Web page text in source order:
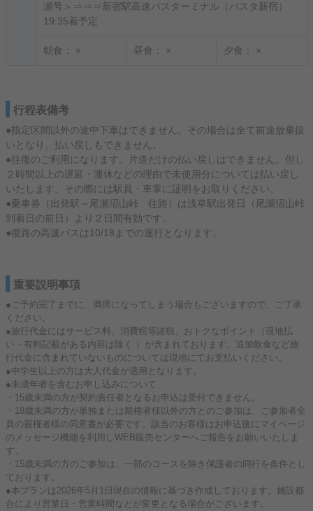
瀬号＞⇒⇒⇒新宿駅高速バスターミナル（バスタ新宿）
19:35着予定
朝食： × 昼食： × 夕食： ×
行程表備考
●指定区間以外の途中下車はできません。その場合は全て前途放棄扱
いとなり、払い戻しもできません。
●往復のご利用になります。片道だけの払い戻しはできません。但し
２時間以上の遅延・運休などの理由で未使用分については払い戻し
いたします。その際には駅員・車掌に証明をお取りください。
●乗車券（出発駅～尾瀬沼山峠 往路）は浅草駅出発日（尾瀬沼山峠
到着日の前日）より２日間有効です。
●復路の高速バスは10/18までの運行となります。
重要説明事項
●ご予約完了までに、満席になってしまう場合もございますので、ご了承
ください。
●旅行代金にはサービス料、消費税等諸税、おトクなポイント（現地払
い・有料記載がある内容は除く ）が含まれております。追加飲食など旅
行代金に含まれていないものについては現地にてお支払いください。
●中学生以上の方は大人代金が適用となります。
●未成年者を含むお申し込みについて
・15歳未満の方が契約責任者となるお申込は受付できません。
・18歳未満の方が単独または親権者様以外の方とのご参加は、ご参加者全
員の親権者様の同意書が必要です。該当のお客様はお申込後にマイページ
のメッセージ機能を利用しWEB販売センターへご報告をお願いいたしま
す。
・15歳未満の方のご参加は、一部のコースを除き保護者の同行を条件とし
ております。
●本プランは2026年5月1日現在の情報に基づき作成しております。施設都
合により営業日・営業時間などが変更となる場合がございます。